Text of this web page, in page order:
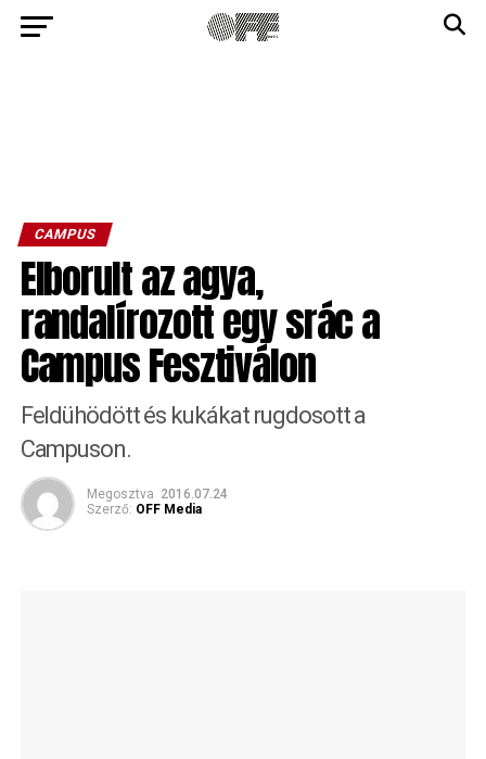
CAMPUS
Elborult az agya,
randalírozott egy srác a
Campus Fesztiválon
Feldühödött és kukákat rugdosott a
Campuson.
Megosztva 2016.07.24
Szerző: OFF Media